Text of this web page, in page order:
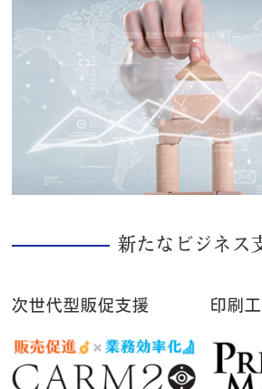
新たなビジネス
次世代型販促支援 印刷